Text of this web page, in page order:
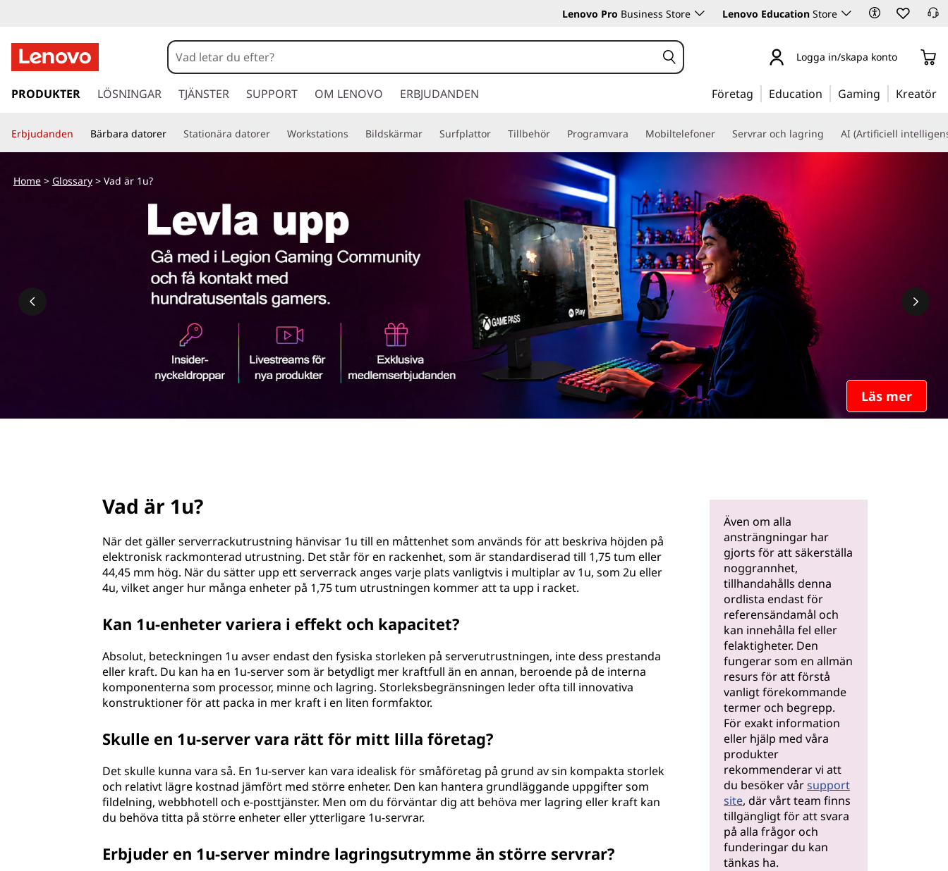
a
d
ä
Lenovo Pro Business Store Lenovo Education Store
o
a
v
d
n
Logga in/skapa konto
PRODUKTER LÖSNINGAR TJÄNSTER SUPPORT OM LENOVO ERBJUDANDEN Företag Education Gaming Kreatör
Erbjudanden Bärbara datorer Stationära datorer Workstations Bildskärmar Surfplattor Tillbehör Programvara Mobiltelefoner Servrar och lagring AI (Artificiell
Läs mer
Home> Glossary> Vad är 1u?
Vad är 1u?
När det gäller serverrackutrustning hänvisar 1u till en måttenhet som används för att beskriva höjden på
elektronisk rackmonterad utrustning. Det står för en rackenhet, som är standardiserad till 1,75 tum eller
44,45 mm hög. När du sätter upp ett serverrack anges varje plats vanligtvis i multiplar av 1u, som 2u eller
4u, vilket anger hur många enheter på 1,75 tum utrustningen kommer att ta upp i racket.
Kan 1u-enheter variera i effekt och kapacitet?
Absolut, beteckningen 1u avser endast den fysiska storleken på serverutrustningen, inte dess prestanda
eller kraft. Du kan ha en 1u-server som är betydligt mer kraftfull än en annan, beroende på de interna
komponenterna som processor, minne och lagring. Storleksbegränsningen leder ofta till innovativa
konstruktioner för att packa in mer kraft i en liten formfaktor.
Skulle en 1u-server vara rätt för mitt lilla företag?
Det skulle kunna vara så. En 1u-server kan vara idealisk för småföretag på grund av sin kompakta storlek
och relativt lägre kostnad jämfört med större enheter. Den kan hantera grundläggande uppgifter som
fildelning, webbhotell och e-posttjänster. Men om du förväntar dig att behöva mer lagring eller kraft kan
du behöva titta på större enheter eller ytterligare 1u-servrar.
Erbjuder en 1u-server mindre lagringsutrymme än större servrar?
Även om alla
ansträngningar har
gjorts för att säkerställa
noggrannhet,
tillhandahålls denna
ordlista endast för
referensändamål och
kan innehålla fel eller
felaktigheter. Den
fungerar som en allmän
resurs för att förstå
vanligt förekommande
termer och begrepp.
För exakt information
eller hjälp med våra
produkter
rekommenderar vi att
du besöker vårsupport
site, där vårt team finns
tillgängligt för att svara
på alla frågor och
funderingar du kan
tänkas ha.